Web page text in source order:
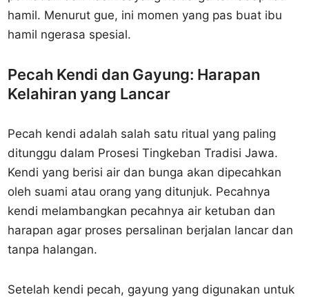
hamil. Menurut gue, ini momen yang pas buat ibu
hamil ngerasa spesial.
Pecah Kendi dan Gayung: Harapan
Kelahiran yang Lancar
Pecah kendi adalah salah satu ritual yang paling
ditunggu dalam Prosesi Tingkeban Tradisi Jawa.
Kendi yang berisi air dan bunga akan dipecahkan
oleh suami atau orang yang ditunjuk. Pecahnya
kendi melambangkan pecahnya air ketuban dan
harapan agar proses persalinan berjalan lancar dan
tanpa halangan.
Setelah kendi pecah, gayung yang digunakan untuk